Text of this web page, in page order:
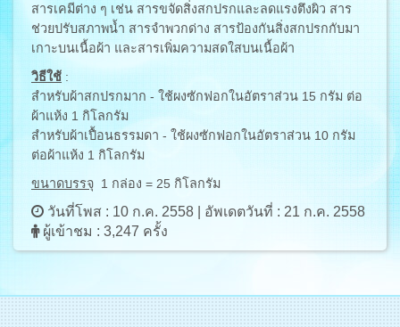
สารเคมีต่าง ๆ เช่น สารขจัดสิ่งสกปรกและลดแรงตึงผิว สาร
ช่วยปรับสภาพน้ำ สารจำพวกด่าง สารป้องกันสิ่งสกปรกกับมา
เกาะบนเนื้อผ้า และสารเพิ่มความสดใสบนเนื้อผ้า
วิธีใช้ :
สำหรับผ้าสกปรกมาก - ใช้ผงซักฟอกในอัตราส่วน 15 กรัม ต่อ
ผ้าแห้ง 1 กิโลกรัม
สำหรับผ้าเปื้อนธรรมดา - ใช้ผงซักฟอกในอัตราส่วน 10 กรัม
ต่อผ้าแห้ง 1 กิโลกรัม
ขนาดบรรจุ 1 กล่อง = 25 กิโลกรัม
วันที่โพส : 10 ก.ค. 2558 | อัพเดตวันที่ : 21 ก.ค. 2558
ผู้เข้าชม : 3,247 ครั้ง